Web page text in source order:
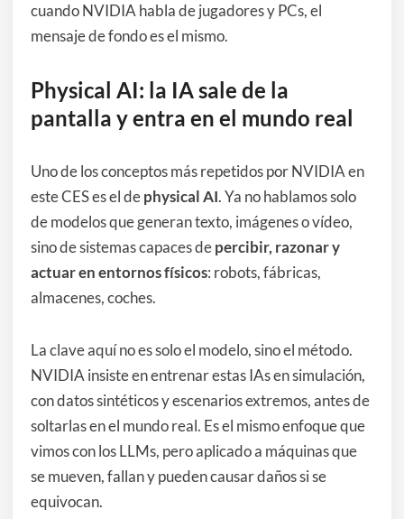
cuando NVIDIA habla de jugadores y PCs, el
mensaje de fondo es el mismo.
Physical AI: la IA sale de la
pantalla y entra en el mundo real
Uno de los conceptos más repetidos por NVIDIA en
este CES es el dephysical AI. Ya no hablamos solo
de modelos que generan texto, imágenes o vídeo,
sino de sistemas capaces depercibir, razonar y
actuar en entornos físicos: robots, fábricas,
almacenes, coches.
La clave aquí no es solo el modelo, sino el método.
NVIDIA insiste en entrenar estas IAs en simulación,
con datos sintéticos y escenarios extremos, antes de
soltarlas en el mundo real. Es el mismo enfoque que
vimos con los LLMs, pero aplicado a máquinas que
se mueven, fallan y pueden causar daños si se
equivocan.